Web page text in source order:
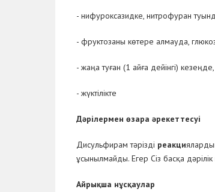
- нифуроксазидке, нитрофуран
- фруктозаны көтере алмауда,
- жаңа туған (1 айға дейінгі)
- жүктілікте
Дәрілермен өзара әрекеттесуі
Дисульфирам тәрізді реакци
ұсынылмайды. Егер Сіз басқа
Айрықша нұсқаулар